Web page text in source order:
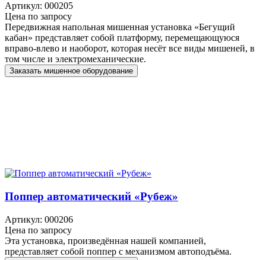
Артикул: 000205
Цена по запросу
Передвижная напольная мишенная установка «Бегущий
кабан» представляет собой платформу, перемещающуюся
вправо-влево и наоборот, которая несёт все виды мишеней, в
том числе и электромеханические.
Заказать мишенное оборудование
Поппер автоматический «Рубеж»
Артикул: 000206
Цена по запросу
Эта установка, произведённая нашей компанией,
представляет собой поппер с механизмом автоподъёма.